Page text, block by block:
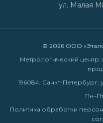
ул. Малая
© 2026 ООО
Метрологический
196084, Санкт-
Политика обработки